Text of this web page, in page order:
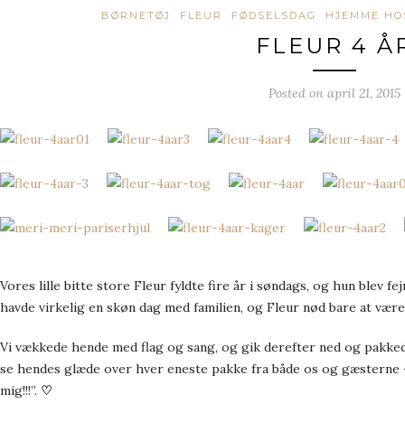
BØRNETØJ FLEUR FØDSELSDAG HJEMME
FLEUR 4
Posted on april 21, 2015
Vores lille bitte store Fleur fyldte fire år i søndags, og hun blev
havde virkelig en skøn dag med familien, og Fleur nød bare at
Vi vækkede hende med flag og sang, og gik derefter ned og
se hendes glæde over hver eneste pakke fra både os og
mig!!!”. ♡